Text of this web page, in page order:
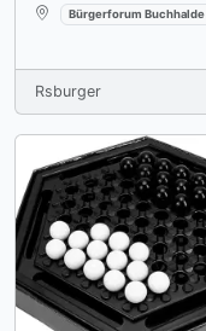
Verfügbar an:
Bürgerforum Buchhalde
Rsburger